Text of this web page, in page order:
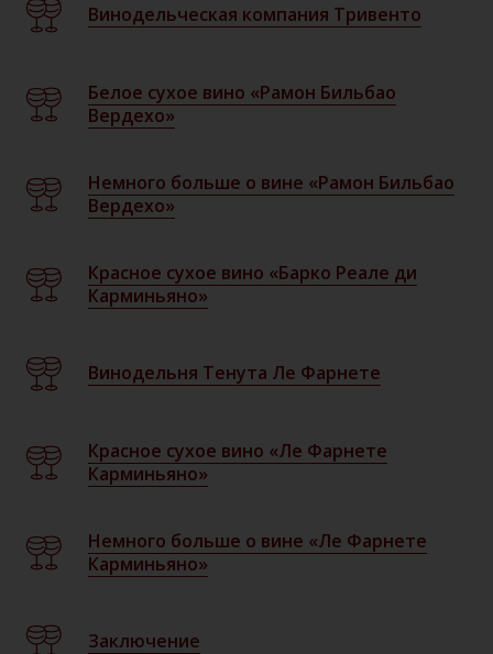
Винодельческая компания Тривенто
Белое сухое вино «Рамон Бильбао
Вердехо»
Немного больше о вине «Рамон Бильбао
Вердехо»
Красное сухое вино «Барко Реале ди
Карминьяно»
Винодельня Тенута Ле Фарнете
Красное сухое вино «Ле Фарнете
Карминьяно»
Немного больше о вине «Ле Фарнете
Карминьяно»
Заключение